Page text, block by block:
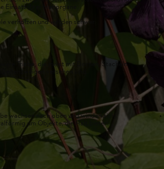
Einsatz ihrer Haftorgane.
verholzen und werden schwer.
Triebe, die meist mit Dornen, Stacheln
versehen sind.
wachsen nach oben und winden sich
um Objekte, die Halt bieten.
begrünen